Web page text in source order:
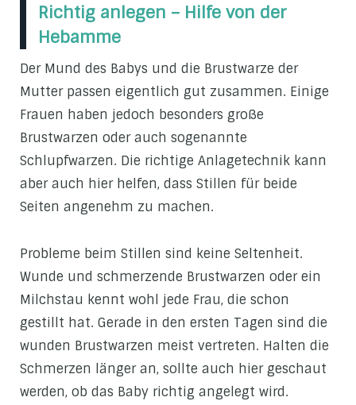
Richtig anlegen – Hilfe von der
Hebamme
Der Mund des Babys und die Brustwarze der
Mutter passen eigentlich gut zusammen. Einige
Frauen haben jedoch besonders große
Brustwarzen oder auch sogenannte
Schlupfwarzen. Die richtige Anlagetechnik kann
aber auch hier helfen, dass Stillen für beide
Seiten angenehm zu machen.
Probleme beim Stillen sind keine Seltenheit.
Wunde und schmerzende Brustwarzen oder ein
Milchstau kennt wohl jede Frau, die schon
gestillt hat. Gerade in den ersten Tagen sind die
wunden Brustwarzen meist vertreten. Halten die
Schmerzen länger an, sollte auch hier geschaut
werden, ob das Baby richtig angelegt wird.